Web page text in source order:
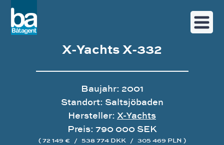
X-Yachts X-332
Baujahr: 2001
Standort: Saltsjöbaden
Hersteller: X-Yachts
Preis: 790 000 SEK
( 72 149 € / 538 774 DKK / 305 469 PLN )